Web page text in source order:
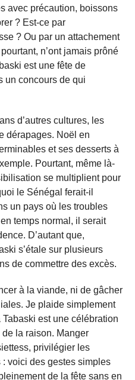
avec précaution, boissons
? Est-ce par
? Ou par un attachement
n’ont jamais prôné
est une fête de
un concours de qui
d’autres cultures, les
dérapages. Noël en
et ses desserts à
Pourtant, même là-
se multiplient pour
le Sénégal ferait-il
un pays où les troubles
temps normal, il serait
D’autant que,
s’étale sur plusieurs
de commettre des excès.
à la viande, ni de gâcher
Je plaide simplement
est une célébration
la raison. Manger
privilégier les
voici des gestes simples
de la fête sans en